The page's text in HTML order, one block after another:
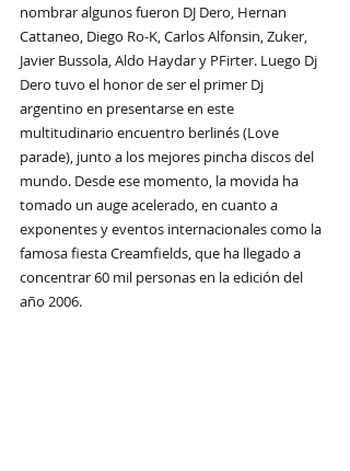
nombrar algunos fueron DJ Dero, Hernan
Cattaneo, Diego Ro-K, Carlos Alfonsin, Zuker,
Javier Bussola, Aldo Haydar y PFirter. Luego Dj
Dero tuvo el honor de ser el primer Dj
argentino en presentarse en este
multitudinario encuentro berlinés (Love
parade), junto a los mejores pincha discos del
mundo. Desde ese momento, la movida ha
tomado un auge acelerado, en cuanto a
exponentes y eventos internacionales como la
famosa fiesta Creamfields, que ha llegado a
concentrar 60 mil personas en la edición del
año 2006.